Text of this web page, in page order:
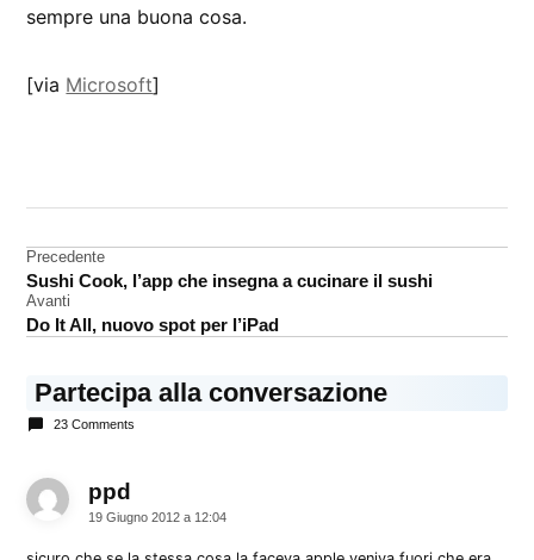
sempre una buona cosa.
[via Microsoft]
Surface
Tablet
Navigazione
articoli
Precedente
Sushi Cook, l’app che insegna a cucinare il sushi
Avanti
Do It All, nuovo spot per l’iPad
Partecipa alla conversazione
23 Comments
ppd
19 Giugno 2012 a 12:04